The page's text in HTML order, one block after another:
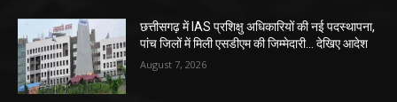
छत्तीसगढ़ में IAS प्रशिक्षु अधिकारियों की नई पदस्थापना,
पांच जिलों में मिली एसडीएम की जिम्मेदारी... देखिए आदेश
August 7, 2026